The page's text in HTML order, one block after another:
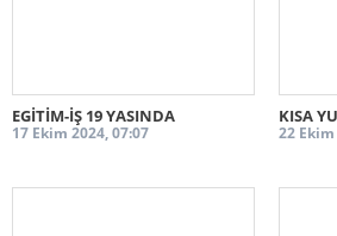
EGİTİM-İŞ 19 YASINDA
17 Ekim 2024, 07:07
KISA
22 Ekim